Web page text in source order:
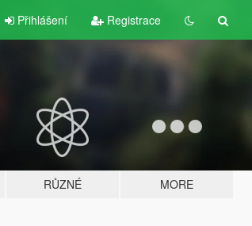
Přihlášení Registrace
RŮZNÉ MORE